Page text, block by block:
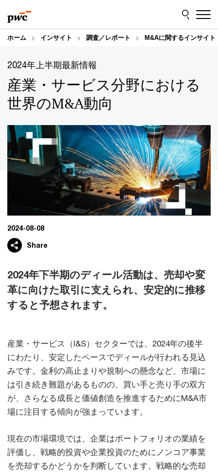
to
content
to
footer
ホーム インサイト 調査／レポート M&Aに関するインサイト
2024年上半期最新情報
産業・サービス分野における
世界のM&A動向
2024-08-08
Share
2024年下半期のディール活動は、売却や変
革に向けた取引に支えられ、安定的に推移
すると予想されます。
産業・サービス（I&S）セクターでは、2024年の後半
にわたり、安定したペースでディールが行われる見込
みです。金利の高止まりや規制への懸念など、市場に
は引き続き難題があるものの、買い手と売り手の双方
が、さらなる成長と価値創造を推進するためにM&A市
場に注目する傾向が強まっています。
現在の市場環境では、企業はポートフォリオの業績を
評価し、戦略的投資や企業投資のためにノンコア事業
を売却するかどうかを判断しています。戦略的な売却